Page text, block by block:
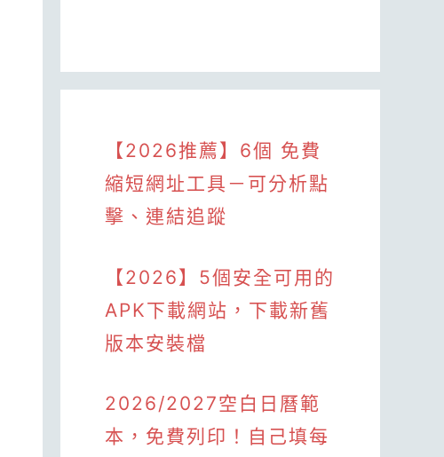
【2026推薦】6個 免費
縮短網址工具－可分析點
擊、連結追蹤
【2026】5個安全可用的
APK下載網站，下載新舊
版本安裝檔
2026/2027空白日曆範
本，免費列印！自己填每